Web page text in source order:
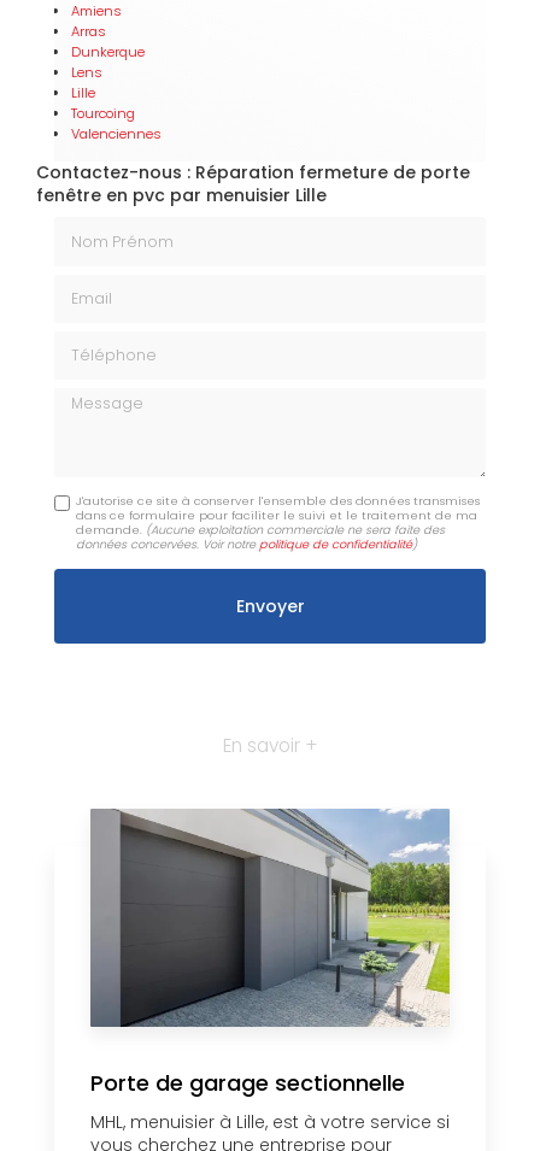
Amiens
Arras
Dunkerque
Lens
Lille
Tourcoing
Valenciennes
Contactez-nous : Réparation fermeture de porte
fenêtre en pvc par menuisier Lille
Message
J'autorise ce site à conserver l'ensemble des données transmises
dans ce formulaire pour faciliter le suivi et le traitement de ma
demande. (Aucune exploitation commerciale ne sera faite des
données concervées. Voir notrepolitique de confidentialité)
En savoir +
Porte de garage sectionnelle
MHL, menuisier à Lille, est à votre service si
vous cherchez une entreprise pour